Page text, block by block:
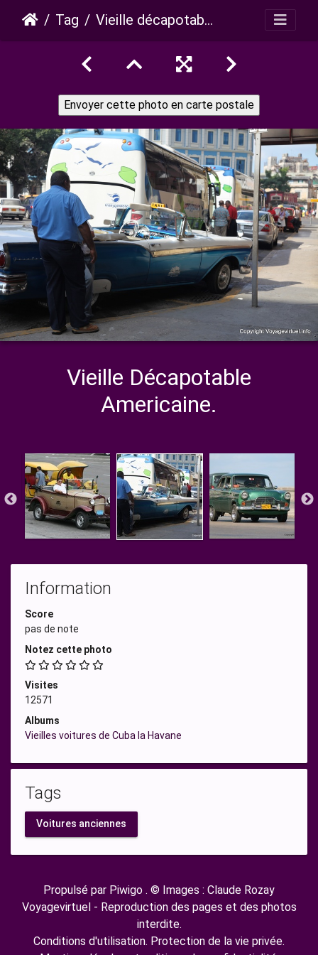
Tag Vieille décapotable americaine
Vieille Décapotable
Americaine.
Information
Score
pas de note
Notez cette photo
Visites
12571
Albums
Vieilles voitures de Cuba la Havane
Tags
Voitures anciennes
Propulsé par Piwigo . © Images : Claude Rozay
Voyagevirtuel - Reproduction des pages et des photos
interdite.
Conditions d'utilisation. Protection de la vie privée.